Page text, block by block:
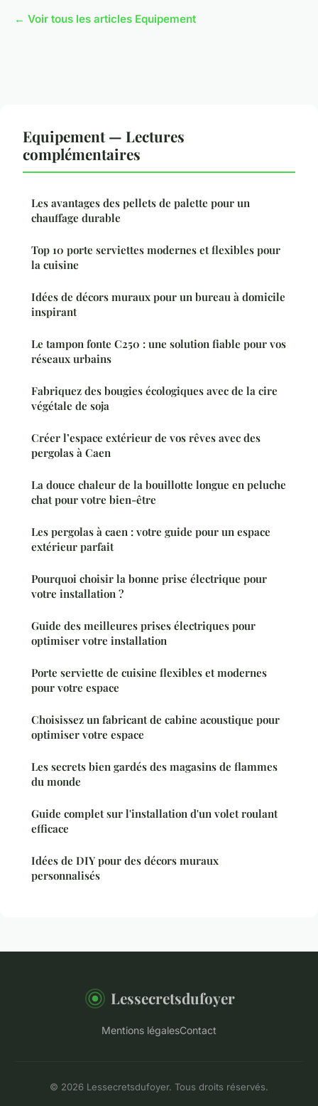
← Voir tous les articles Equipement
Equipement — Lectures
complémentaires
Les avantages des pellets de palette pour un
chauffage durable
Top 10 porte serviettes modernes et flexibles pour
la cuisine
Idées de décors muraux pour un bureau à domicile
inspirant
Le tampon fonte C250 : une solution fiable pour vos
réseaux urbains
Fabriquez des bougies écologiques avec de la cire
végétale de soja
Créer l’espace extérieur de vos rêves avec des
pergolas à Caen
La douce chaleur de la bouillotte longue en peluche
chat pour votre bien-être
Les pergolas à caen : votre guide pour un espace
extérieur parfait
Pourquoi choisir la bonne prise électrique pour
votre installation ?
Guide des meilleures prises électriques pour
optimiser votre installation
Porte serviette de cuisine flexibles et modernes
pour votre espace
Choisissez un fabricant de cabine acoustique pour
optimiser votre espace
Les secrets bien gardés des magasins de flammes
du monde
Guide complet sur l'installation d'un volet roulant
efficace
Idées de DIY pour des décors muraux
personnalisés
Lessecretsdufoyer
Mentions légalesContact
© 2026 Lessecretsdufoyer. Tous droits réservés.